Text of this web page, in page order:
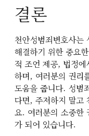
결론
천안성범죄변호사는
해결하기 위한 중요
적 조언 제공, 법정
하며, 여러분의 권리
도움을 줍니다. 성범
다면, 주저하지 말고
요. 여러분의 소중한
가 되어 있습니다.